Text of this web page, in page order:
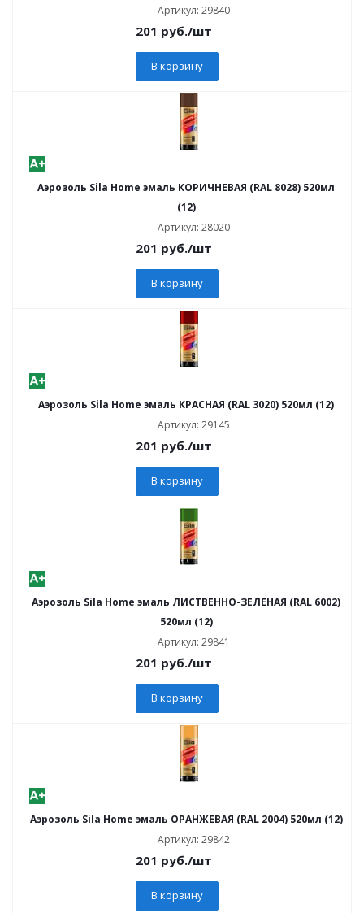
Артикул: 29840
201 руб./шт
В корзину
Аэрозоль Sila Home эмаль КОРИЧНЕВАЯ (RAL 8028) 520мл
(12)
Артикул: 28020
201 руб./шт
В корзину
Аэрозоль Sila Home эмаль КРАСНАЯ (RAL 3020) 520мл (12)
Артикул: 29145
201 руб./шт
В корзину
Аэрозоль Sila Home эмаль ЛИСТВЕННО-ЗЕЛЕНАЯ (RAL 6002)
520мл (12)
Артикул: 29841
201 руб./шт
В корзину
Аэрозоль Sila Home эмаль ОРАНЖЕВАЯ (RAL 2004) 520мл (12)
Артикул: 29842
201 руб./шт
В корзину